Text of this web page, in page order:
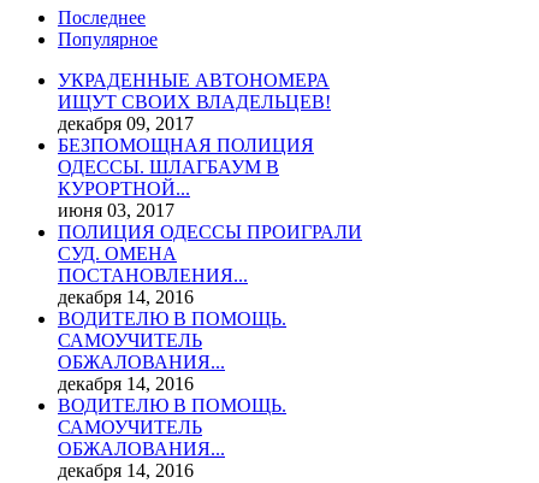
Последнее
Популярное
УКРАДЕННЫЕ АВТОНОМЕРА
ИЩУТ СВОИХ ВЛАДЕЛЬЦЕВ!
декабря 09, 2017
БЕЗПОМОЩНАЯ ПОЛИЦИЯ
ОДЕССЫ. ШЛАГБАУМ В
КУРОРТНОЙ...
июня 03, 2017
ПОЛИЦИЯ ОДЕССЫ ПРОИГРАЛИ
СУД. ОМЕНА
ПОСТАНОВЛЕНИЯ...
декабря 14, 2016
ВОДИТЕЛЮ В ПОМОЩЬ.
САМОУЧИТЕЛЬ
ОБЖАЛОВАНИЯ...
декабря 14, 2016
ВОДИТЕЛЮ В ПОМОЩЬ.
САМОУЧИТЕЛЬ
ОБЖАЛОВАНИЯ...
декабря 14, 2016